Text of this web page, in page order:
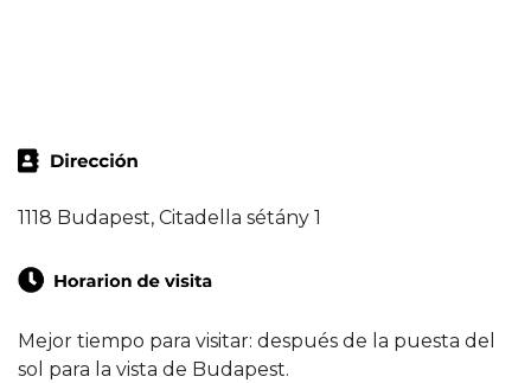
1118 Budapest, Citadella sétány 1
Mejor tiempo para visitar: después de la puesta del
sol para la vista de Budapest.